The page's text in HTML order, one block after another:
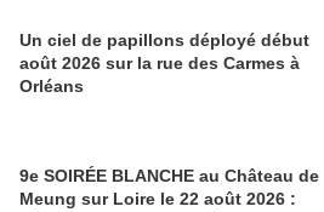
Un ciel de papillons déployé début
août 2026 sur la rue des Carmes à
Orléans
9e SOIRÉE BLANCHE au Château de
Meung sur Loire le 22 août 2026 :